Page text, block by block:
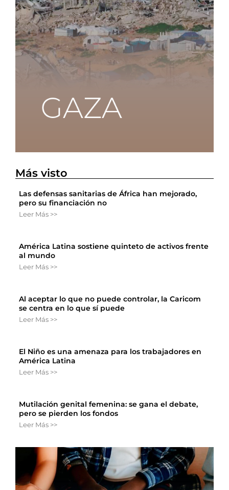
Más visto
Las defensas sanitarias de África han mejorado,
pero su financiación no
Leer Más >>
América Latina sostiene quinteto de activos frente
al mundo
Leer Más >>
Al aceptar lo que no puede controlar, la Caricom
se centra en lo que sí puede
Leer Más >>
El Niño es una amenaza para los trabajadores en
América Latina
Leer Más >>
Mutilación genital femenina: se gana el debate,
pero se pierden los fondos
Leer Más >>